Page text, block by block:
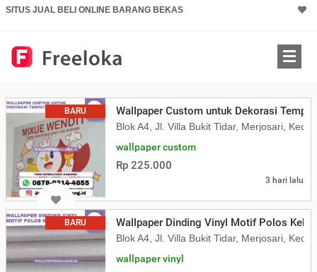
SITUS JUAL BELI ONLINE BARANG BEKAS
BARU Wallpaper Custom untuk Dekorasi
Blok A4, Jl. Villa Bukit Tidar, Merjosari, Kec.
wallpaper custom
Rp 225.000
3 hari lalu
BARU Wallpaper Dinding Vinyl Motif Polos
Blok A4, Jl. Villa Bukit Tidar, Merjosari, Kec.
wallpaper vinyl